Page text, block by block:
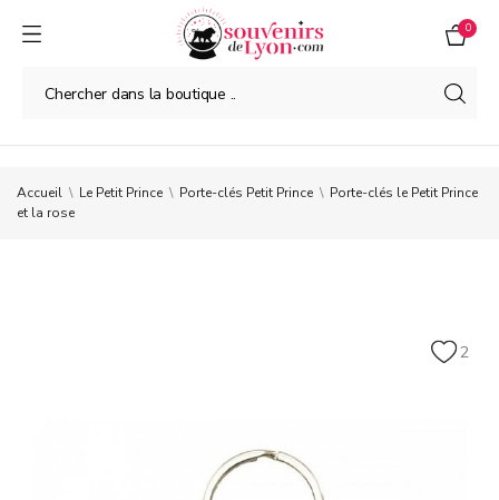
0
Accueil Le Petit Prince Porte-clés Petit Prince
Porte-clés le Petit Prince
et la rose
2